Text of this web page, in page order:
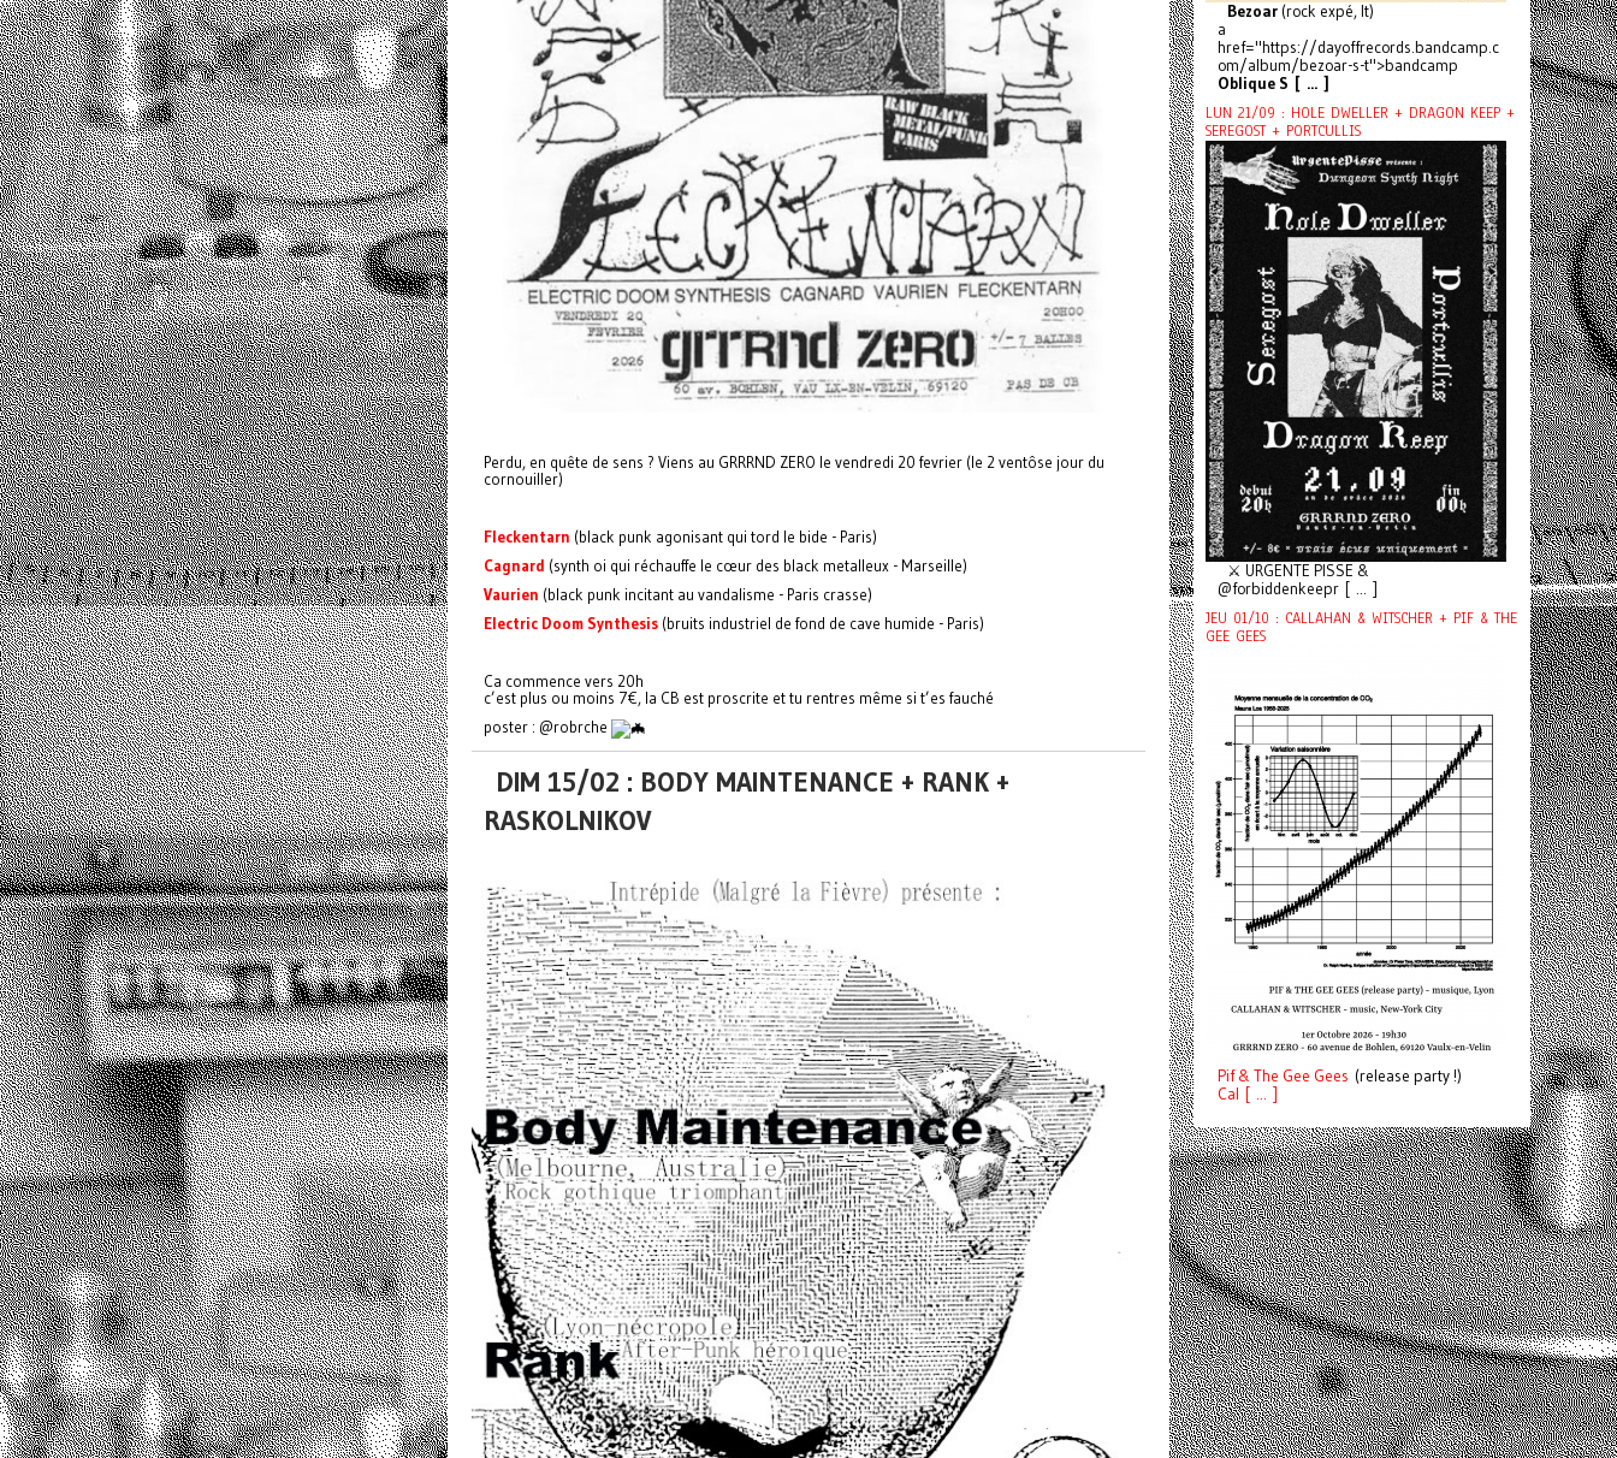
Perdu, en quête de sens ? Viens au GRRRND ZERO le vendredi 20 fevrier (le 2 ventôse jour du
cornouiller)
Fleckentarn (black punk agonisant qui tord le bide - Paris)
Cagnard (synth oi qui réchauffe le cœur des black metalleux - Marseille)
Vaurien (black punk incitant au vandalisme - Paris crasse)
Electric Doom Synthesis (bruits industriel de fond de cave humide - Paris)
Ca commence vers 20h
c’est plus ou moins 7€, la CB est proscrite et tu rentres même si t’es fauché
poster : @robrche
DIM 15/02 : BODY MAINTENANCE + RANK +
RASKOLNIKOV
Bezoar (rock expé, It)
a
href="https://dayoffrecords.bandcamp.c
om/album/bezoar-s-t">bandcamp
Oblique S [ ... ]
LUN 21/09 : HOLE DWELLER + DRAGON KEEP +
SEREGOST + PORTCULLIS
⚔️ URGENTE PISSE &
@forbiddenkeepr [ ... ]
JEU 01/10 : CALLAHAN & WITSCHER + PIF & THE
GEE GEES
Pif& The Gee Gees (release party !)
Cal [ ... ]